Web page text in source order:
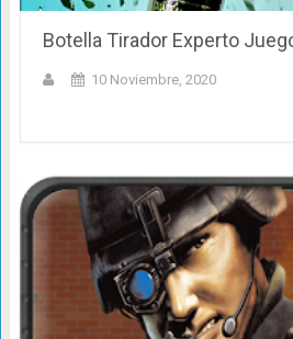
Botella Tirador Experto
10 Noviembre, 2020